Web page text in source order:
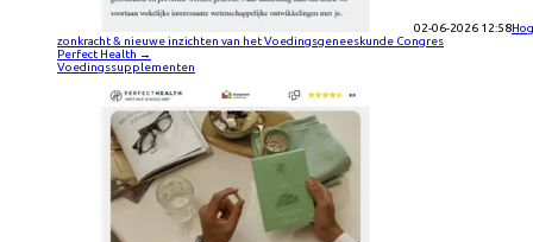
02-06-2026 12:58
zonkracht & nieuwe inzichten van het Voedingsgeneeskunde Congres
Perfect Health →
Voedingssupplementen